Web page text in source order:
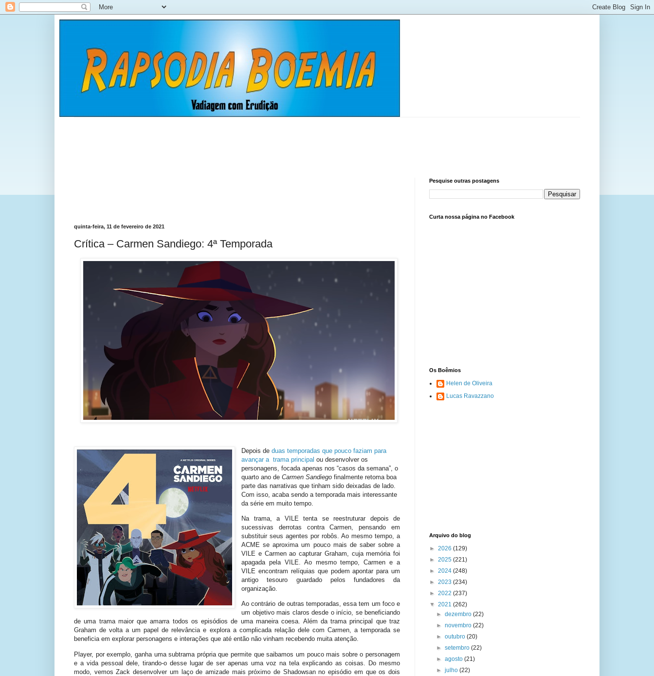
quinta-feira, 11 de fevereiro de 2021
Crítica – Carmen Sandiego: 4ª Temporada
Depois deduas temporadas que pouco faziam para
avançar a trama principal ou desenvolver os
personagens, focada apenas nos “casos da semana”, o
quarto ano deCarmen Sandiego finalmente retoma boa
parte das narrativas que tinham sido deixadas de lado.
Com isso, acaba sendo a temporada mais interessante
da série em muito tempo.
Na trama, a VILE tenta se reestruturar depois de
sucessivas derrotas contra Carmen, pensando em
substituir seus agentes por robôs. Ao mesmo tempo, a
ACME se aproxima um pouco mais de saber sobre a
VILE e Carmen ao capturar Graham, cuja memória foi
apagada pela VILE. Ao mesmo tempo, Carmen e a
VILE encontram relíquias que podem apontar para um
antigo tesouro guardado pelos fundadores da
organização.
Ao contrário de outras temporadas, essa tem um foco e
um objetivo mais claros desde o início, se beneficiando
de uma trama maior que amarra todos os episódios de uma maneira coesa. Além da trama principal que traz
Graham de volta a um papel de relevância e explora a complicada relação dele com Carmen, a temporada se
beneficia em explorar personagens e interações que até então não vinham recebendo muita atenção.
Player, por exemplo, ganha uma subtrama própria que permite que saibamos um pouco mais sobre o personagem
e a vida pessoal dele, tirando-o desse lugar de ser apenas uma voz na tela explicando as coisas. Do mesmo
modo, vemos Zack desenvolver um laço de amizade mais próximo de Shadowsan no episódio em que os dois
Pesquise outras postagens
Curta nossa página no Facebook
Os Boêmios
Helen de Oliveira
Lucas Ravazzano
Arquivo do blog
► 2026 (129)
► 2025 (221)
► 2024 (248)
► 2023 (234)
► 2022 (237)
▼ 2021 (262)
►dezembro(22)
►novembro(22)
►outubro(20)
►setembro(22)
►agosto(21)
►julho(22)